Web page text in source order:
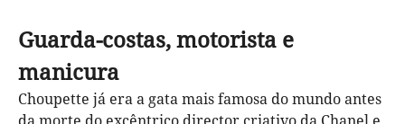
Guarda-costas, motorista e
manicura
Choupette já era a gata mais famosa do mundo antes
da morte do excêntrico director criativo da Chanel e